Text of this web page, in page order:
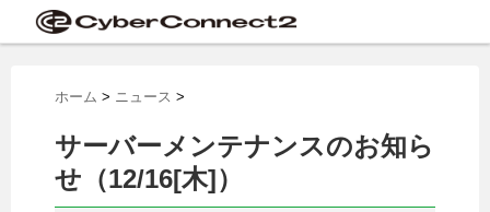
ホーム > ニュース >
サーバーメンテナンスのお知ら
せ（12/16[木]）